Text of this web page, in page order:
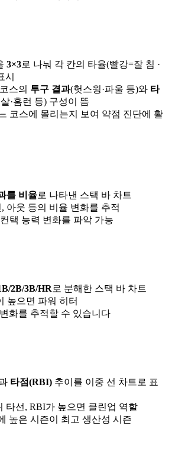
3×3로 나눠 각 칸의 타율(빨강=잘 침 ·
시
스의 투구 결과(헛스윙·파울 등)와 타
·홈런 등) 구성이 뜸
코스에 몰리는지 보여 약점 진단에 활
를 비율로 나타낸 스택 바 차트
아웃 등의 비율 변화를 추적
택 능력 변화를 파악 가능
2B/3B/HR로 분해한 스택 바 차트
높으면 파워 히터
화를 추적할 수 있습니다
타점(RBI) 추이를 이중 선 차트로 표
타선, RBI가 높으면 클린업 역할
높은 시즌이 최고 생산성 시즌